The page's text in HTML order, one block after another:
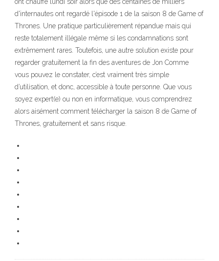
d'internautes ont regardé l'épisode 1 de la saison 8 de Game of
Thrones. Une pratique particulièrement répandue mais qui
reste totalement illégale même si les condamnations sont
extrêmement rares. Toutefois, une autre solution existe pour
regarder gratuitement la fin des aventures de Jon Comme
vous pouvez le constater, c’est vraiment très simple
d’utilisation, et donc, accessible à toute personne. Que vous
soyez expert(e) ou non en informatique, vous comprendrez
alors aisément comment télécharger la saison 8 de Game of
Thrones, gratuitement et sans risque.